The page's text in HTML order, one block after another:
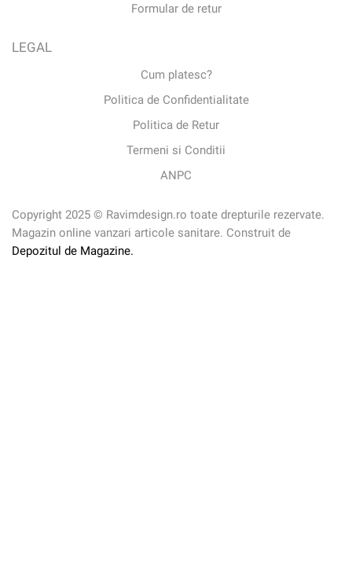
Formular de retur
LEGAL
Cum platesc?
Politica de Confidentialitate
Politica de Retur
Termeni si Conditii
ANPC
Copyright 2025 © Ravimdesign.ro toate drepturile rezervate.
Magazin online vanzari articole sanitare. Construit de
Depozitul de Magazine.